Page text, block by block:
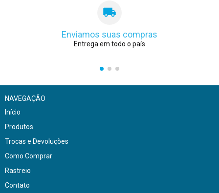
Enviamos suas compras
Entrega em todo o país
NAVEGAÇÃO
Início
Produtos
Trocas e Devoluções
Como Comprar
Rastreio
Contato